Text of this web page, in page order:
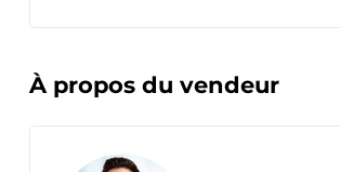
À propos du vendeur